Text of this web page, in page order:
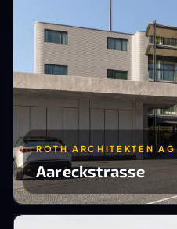
ROTH ARCHITEKTEN AG
Aareckstrasse